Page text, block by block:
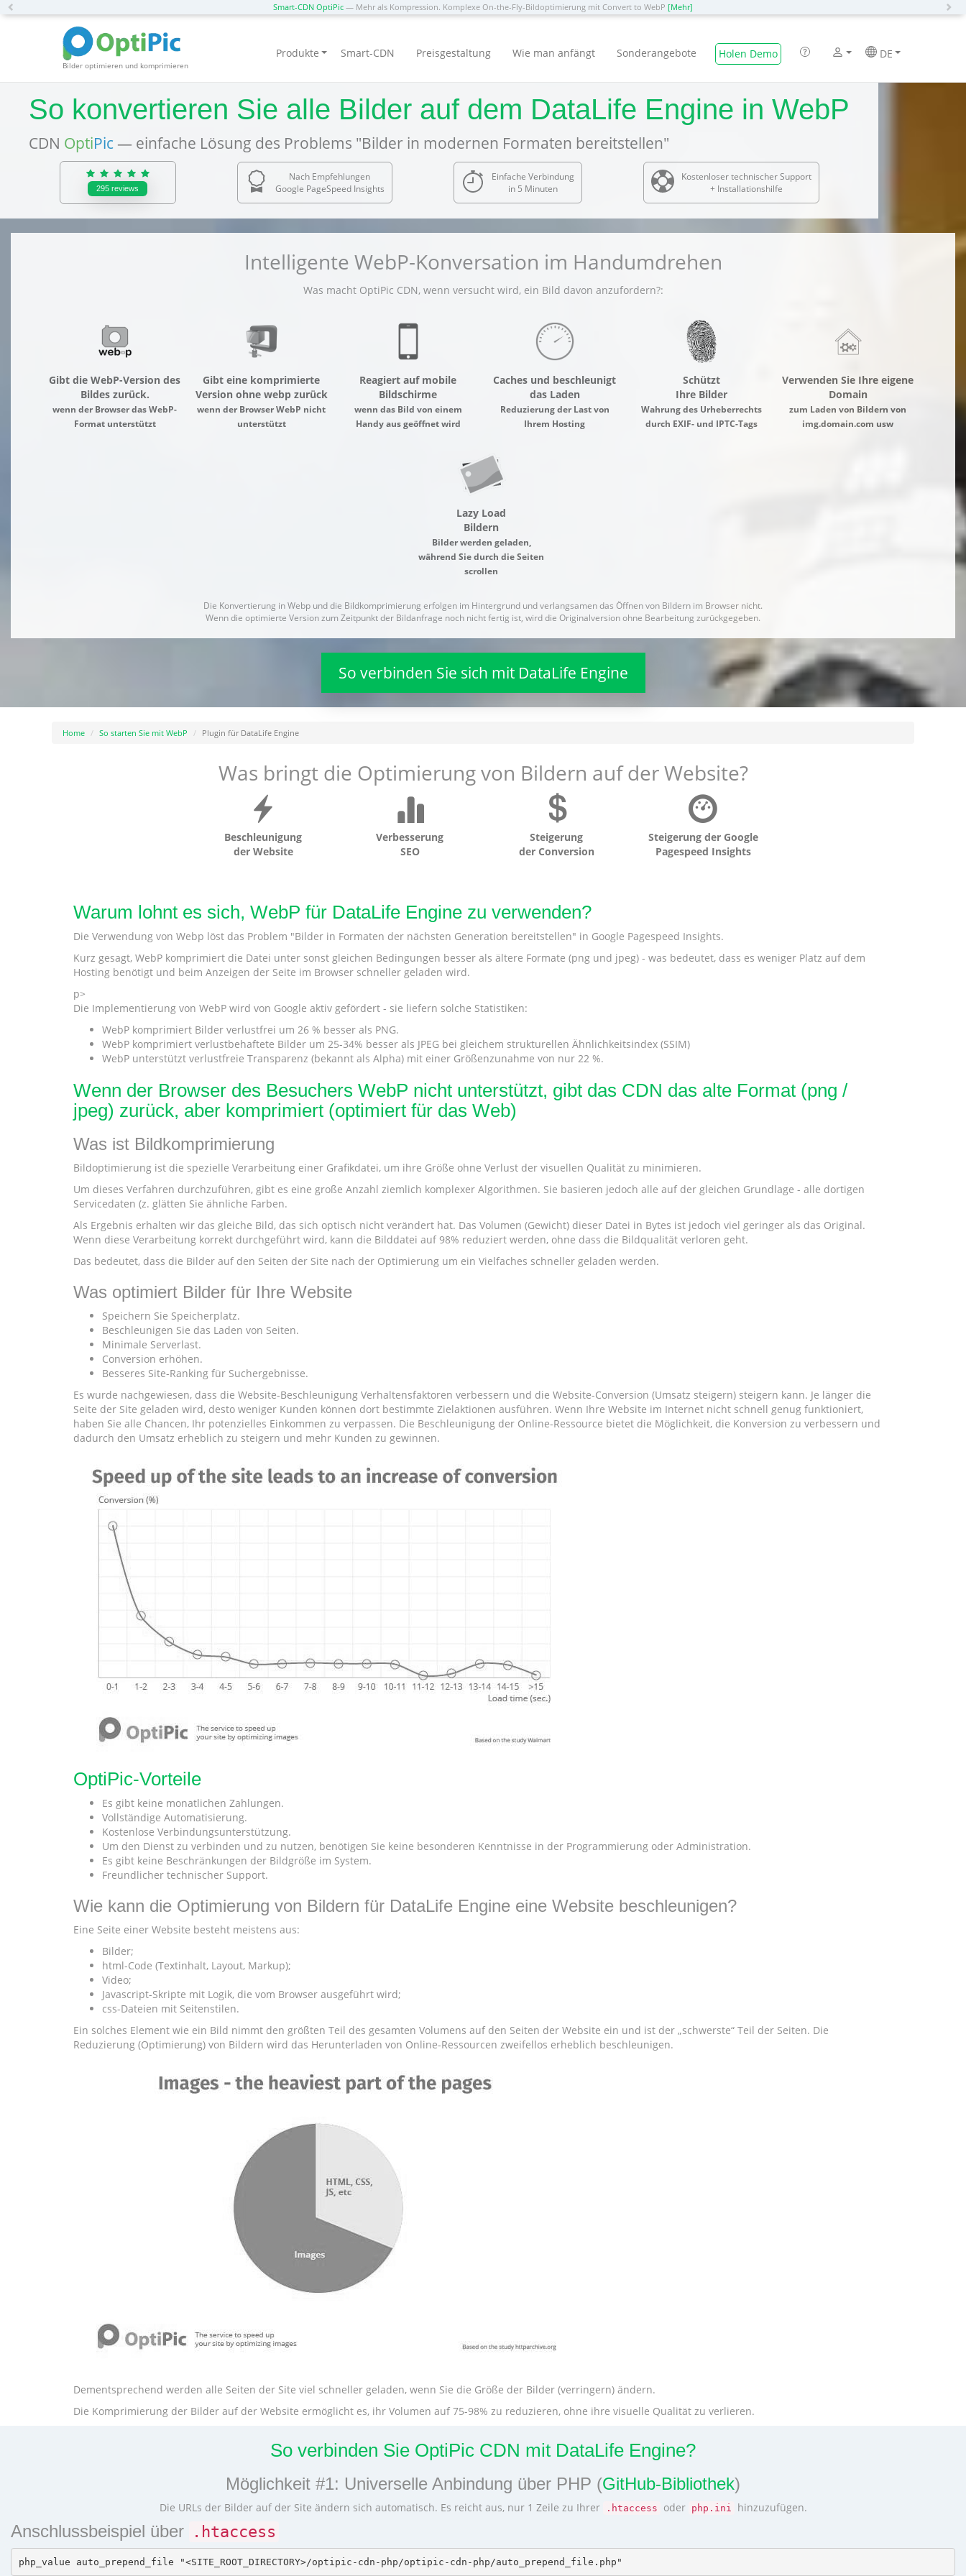
Smart-CDN OptiPic — Mehr als Kompression. Komplexe On-the-Fly-Bildoptimierung mit Convert to WebP [Mehr]
Bilder optimieren und komprimieren
Produkte Smart-CDN Preisgestaltung Wie man anfängt Sonderangebote Holen Demo DE
So konvertieren Sie alle Bilder auf dem DataLife Engine in WebP
CDN OptiPic — einfache Lösung des Problems "Bilder in modernen Formaten bereitstellen"
295 reviews
Nach Empfehlungen
Google PageSpeed Insights
Einfache Verbindung
in 5 Minuten
Kostenloser technischer Support
+ Installationshilfe
Intelligente WebP-Konversation im Handumdrehen
Was macht OptiPic CDN, wenn versucht wird, ein Bild davon anzufordern?:
Gibt die WebP-Version des
Bildes zurück.
wenn der Browser das WebP-
Format unterstützt
Gibt eine komprimierte
Version ohne webp zurück
wenn der Browser WebP nicht
unterstützt
Reagiert auf mobile
Bildschirme
wenn das Bild von einem
Handy aus geöffnet wird
Caches und beschleunigt
das Laden
Reduzierung der Last von
Ihrem Hosting
Schützt
Ihre Bilder
Wahrung des Urheberrechts
durch EXIF- und IPTC-Tags
Verwenden Sie Ihre eigene
Domain
zum Laden von Bildern von
img.domain.com usw
Lazy Load
Bildern
Bilder werden geladen,
während Sie durch die Seiten
scrollen
Die Konvertierung in Webp und die Bildkomprimierung erfolgen im Hintergrund und verlangsamen das Öffnen von Bildern im Browser nicht.
Wenn die optimierte Version zum Zeitpunkt der Bildanfrage noch nicht fertig ist, wird die Originalversion ohne Bearbeitung zurückgegeben.
So verbinden Sie sich mit DataLife Engine
Home So starten Sie mit WebP Plugin für DataLife Engine
Was bringt die Optimierung von Bildern auf der Website?
Beschleunigung
der Website
Verbesserung
SEO
Steigerung
der Conversion
Steigerung der Google
Pagespeed Insights
Warum lohnt es sich, WebP für DataLife Engine zu verwenden?
Die Verwendung von Webp löst das Problem "Bilder in Formaten der nächsten Generation bereitstellen" in Google Pagespeed Insights.
Kurz gesagt, WebP komprimiert die Datei unter sonst gleichen Bedingungen besser als ältere Formate (png und jpeg) - was bedeutet, dass es weniger Platz auf dem
Hosting benötigt und beim Anzeigen der Seite im Browser schneller geladen wird.
p>
Die Implementierung von WebP wird von Google aktiv gefördert - sie liefern solche Statistiken:
WebP komprimiert Bilder verlustfrei um 26 % besser als PNG.
WebP komprimiert verlustbehaftete Bilder um 25-34% besser als JPEG bei gleichem strukturellen Ähnlichkeitsindex (SSIM)
WebP unterstützt verlustfreie Transparenz (bekannt als Alpha) mit einer Größenzunahme von nur 22 %.
Wenn der Browser des Besuchers WebP nicht unterstützt, gibt das CDN das alte Format (png /
jpeg) zurück, aber komprimiert (optimiert für das Web)
Was ist Bildkomprimierung
Bildoptimierung ist die spezielle Verarbeitung einer Grafikdatei, um ihre Größe ohne Verlust der visuellen Qualität zu minimieren.
Um dieses Verfahren durchzuführen, gibt es eine große Anzahl ziemlich komplexer Algorithmen. Sie basieren jedoch alle auf der gleichen Grundlage - alle dortigen
Servicedaten (z. glätten Sie ähnliche Farben.
Als Ergebnis erhalten wir das gleiche Bild, das sich optisch nicht verändert hat. Das Volumen (Gewicht) dieser Datei in Bytes ist jedoch viel geringer als das Original.
Wenn diese Verarbeitung korrekt durchgeführt wird, kann die Bilddatei auf 98% reduziert werden, ohne dass die Bildqualität verloren geht.
Das bedeutet, dass die Bilder auf den Seiten der Site nach der Optimierung um ein Vielfaches schneller geladen werden.
Was optimiert Bilder für Ihre Website
Speichern Sie Speicherplatz.
Beschleunigen Sie das Laden von Seiten.
Minimale Serverlast.
Conversion erhöhen.
Besseres Site-Ranking für Suchergebnisse.
Es wurde nachgewiesen, dass die Website-Beschleunigung Verhaltensfaktoren verbessern und die Website-Conversion (Umsatz steigern) steigern kann. Je länger die
Seite der Site geladen wird, desto weniger Kunden können dort bestimmte Zielaktionen ausführen. Wenn Ihre Website im Internet nicht schnell genug funktioniert,
haben Sie alle Chancen, Ihr potenzielles Einkommen zu verpassen. Die Beschleunigung der Online-Ressource bietet die Möglichkeit, die Konversion zu verbessern und
dadurch den Umsatz erheblich zu steigern und mehr Kunden zu gewinnen.
OptiPic-Vorteile
Es gibt keine monatlichen Zahlungen.
Vollständige Automatisierung.
Kostenlose Verbindungsunterstützung.
Um den Dienst zu verbinden und zu nutzen, benötigen Sie keine besonderen Kenntnisse in der Programmierung oder Administration.
Es gibt keine Beschränkungen der Bildgröße im System.
Freundlicher technischer Support.
Wie kann die Optimierung von Bildern für DataLife Engine eine Website beschleunigen?
Eine Seite einer Website besteht meistens aus:
Bilder;
html-Code (Textinhalt, Layout, Markup);
Video;
Javascript-Skripte mit Logik, die vom Browser ausgeführt wird;
css-Dateien mit Seitenstilen.
Ein solches Element wie ein Bild nimmt den größten Teil des gesamten Volumens auf den Seiten der Website ein und ist der „schwerste“ Teil der Seiten. Die
Reduzierung (Optimierung) von Bildern wird das Herunterladen von Online-Ressourcen zweifellos erheblich beschleunigen.
Dementsprechend werden alle Seiten der Site viel schneller geladen, wenn Sie die Größe der Bilder (verringern) ändern.
Die Komprimierung der Bilder auf der Website ermöglicht es, ihr Volumen auf 75-98% zu reduzieren, ohne ihre visuelle Qualität zu verlieren.
So verbinden Sie OptiPic CDN mit DataLife Engine?
Möglichkeit #1: Universelle Anbindung über PHP (GitHub-Bibliothek)
Die URLs der Bilder auf der Site ändern sich automatisch. Es reicht aus, nur 1 Zeile zu Ihrer .htaccess oder php.ini hinzuzufügen.
Anschlussbeispiel über .htaccess